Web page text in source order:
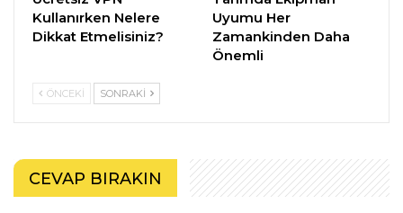
Kullanırken Nelere
Dikkat Etmelisiniz?
Uyumu Her
Zamankinden Daha
Önemli
ÖNCEKI SONRAKI
CEVAP BIRAKIN